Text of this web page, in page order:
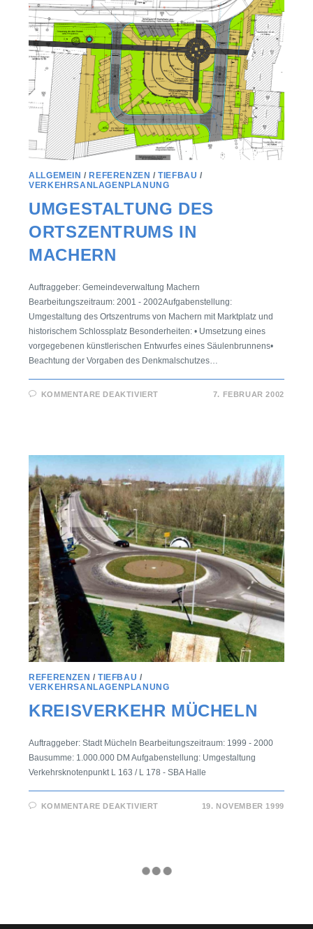
ALLGEMEIN /REFERENZEN /TIEFBAU /
VERKEHRSANLAGENPLANUNG
UMGESTALTUNG DES
ORTSZENTRUMS IN
MACHERN
Auftraggeber: Gemeindeverwaltung Machern
Bearbeitungszeitraum: 2001 - 2002Aufgabenstellung:
Umgestaltung des Ortszentrums von Machern mit Marktplatz und
historischem Schlossplatz Besonderheiten: • Umsetzung eines
vorgegebenen künstlerischen Entwurfes eines Säulenbrunnens•
Beachtung der Vorgaben des Denkmalschutzes…
KOMMENTARE DEAKTIVIERT 7. FEBRUAR 2002
REFERENZEN /TIEFBAU /
VERKEHRSANLAGENPLANUNG
KREISVERKEHR MÜCHELN
Auftraggeber: Stadt Mücheln Bearbeitungszeitraum: 1999 - 2000
Bausumme: 1.000.000 DM Aufgabenstellung: Umgestaltung
Verkehrsknotenpunkt L 163 / L 178 - SBA Halle
KOMMENTARE DEAKTIVIERT 19. NOVEMBER 1999